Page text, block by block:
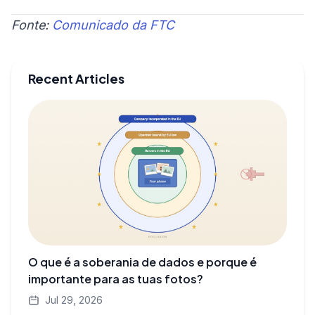
Fonte: Comunicado da FTC
Recent Articles
O que é a soberania de dados e porque é
importante para as tuas fotos?
Jul 29, 2026